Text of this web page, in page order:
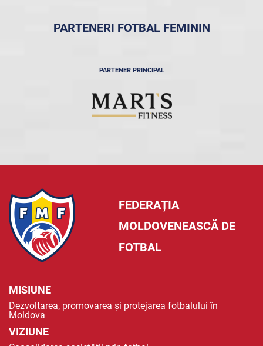
PARTENERI FOTBAL FEMININ
PARTENER PRINCIPAL
FEDERAȚIA
MOLDOVENEASCĂ DE
FOTBAL
MISIUNE
Dezvoltarea, promovarea și protejarea fotbalului în
Moldova
VIZIUNE